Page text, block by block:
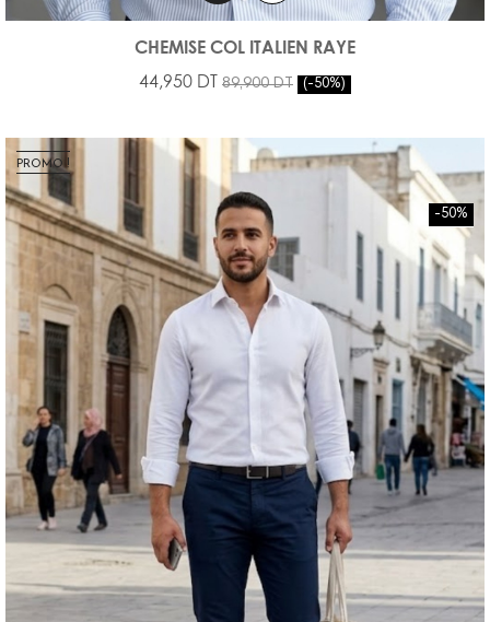
CHEMISE COL ITALIEN RAYE
44,950 DT 89,900 DT -50%
-50%
PROMO !